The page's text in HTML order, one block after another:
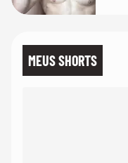
MEUS SHORTS